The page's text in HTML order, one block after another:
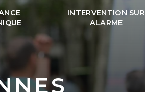
INTERVENTION SUR
ALARME